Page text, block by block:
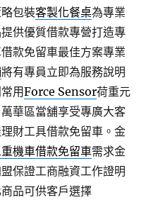
包裝客製化餐桌為專業
供優質借款專營打造專
款免留車最佳方案專業
將有專員立即為服務說明
用Force Sensor荷重元
華區當舖享受專廣大客
財工具借款免留車。金
機車借款免留車需求金
保證工商融資工作證明
品可供客戶選擇